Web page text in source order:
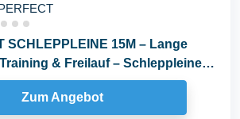
SCHLEPPLEINE 15M – Lange
& Freilauf – Schleppleine
Zum Angebot